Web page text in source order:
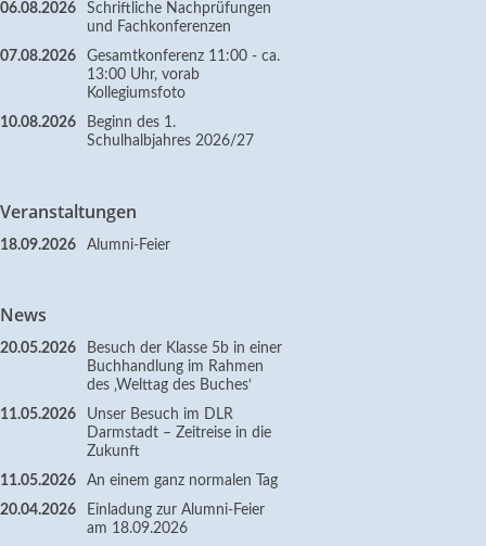
06.08.2026
Schriftliche Nachprüfungen
und Fachkonferenzen
07.08.2026
Gesamtkonferenz 11:00 - ca.
13:00 Uhr, vorab
Kollegiumsfoto
10.08.2026
Beginn des 1.
Schulhalbjahres 2026/27
Veranstaltungen
18.09.2026 Alumni-Feier
News
20.05.2026
Besuch der Klasse 5b in einer
Buchhandlung im Rahmen
des ‚Welttag des Buches‘
11.05.2026
Unser Besuch im DLR
Darmstadt – Zeitreise in die
Zukunft
11.05.2026
An einem ganz normalen Tag
20.04.2026
Einladung zur Alumni-Feier
am 18.09.2026